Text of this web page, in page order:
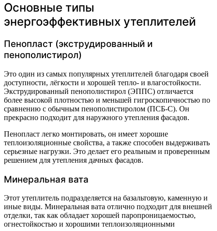
Основные типы
энергоэффективных утеплителей
Пенопласт (экструдированный и
пенополистирол)
Это один из самых популярных утеплителей благодаря своей
доступности, лёгкости и хорошей тепло- и влагостойкости.
Экструдированный пенополистирол (ЭППС) отличается
более высокой плотностью и меньшей гигроскопичностью по
сравнению с обычным пенополистиролом (ПСБ-С). Он
прекрасно подходит для наружного утепления фасадов.
Пенопласт легко монтировать, он имеет хорошие
теплоизоляционные свойства, а также способен выдерживать
серьезные нагрузки. Это делает его реальным и проверенным
решением для утепления дачных фасадов.
Минеральная вата
Этот утеплитель подразделяется на базальтовую, каменную и
иные виды. Минеральная вата отлично подходит для внешней
отделки, так как обладает хорошей паропроницаемостью,
огнестойкостью и хорошими теплоизоляционными